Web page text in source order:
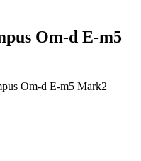
Om-d E-m5
Om-d E-m5 Mark2